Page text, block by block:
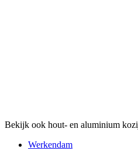
Bekijk ook hout- en aluminium
Werkendam